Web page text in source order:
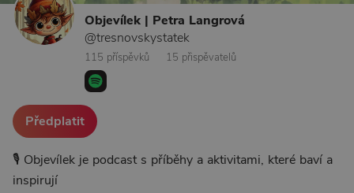
Objevílek | Petra Langrová
@tresnovskystatek
115 příspěvků 15 přispěvatelů
Předplatit
🎙 Objevílek je podcast s příběhy a aktivitami, které baví a
inspirují